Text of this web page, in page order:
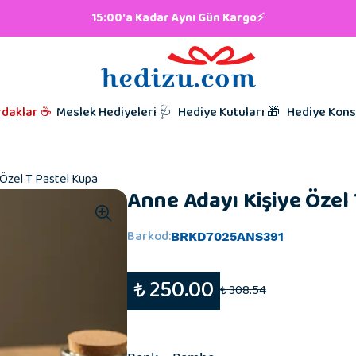
15:00'a Kadar Aynı Gün Kargo⚡
☕ Meslek Hediyeleri 🩺 Hediye Kutuları 🎁 Hediye
Taraftar
Hediyeleri
Kardeşe
T Pastel Kupa
Anne Adayı Kişiye
Barkod:BRKD7025ANS391
₺ 250.00 ₺ 308.54